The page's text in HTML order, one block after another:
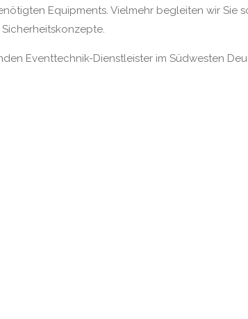
Equip­ments. Vielmehr begleiten wir Sie
Event­technik-Dienstleister im Südwesten